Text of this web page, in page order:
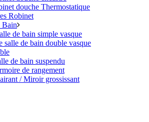
douche Thermostatique
Robinet
Bain
de bain simple vasque
salle de bain double vasque
de bain suspendu
de rangement
/ Miroir grossissant